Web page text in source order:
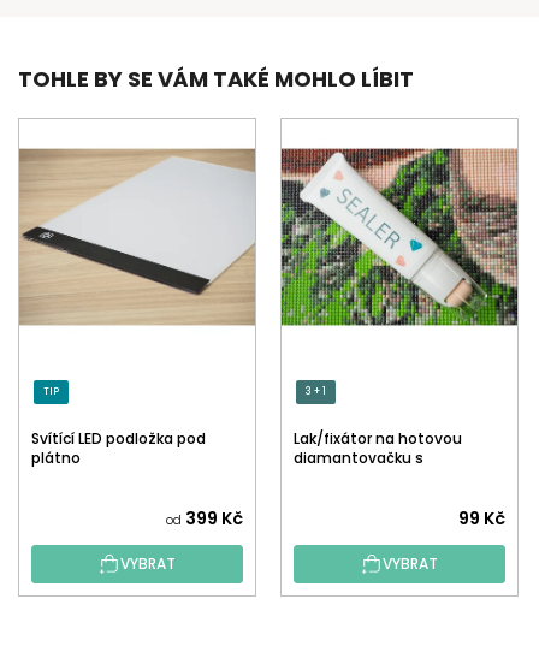
TOHLE BY SE VÁM TAKÉ MOHLO LÍBIT
TIP
Svítící LED podložka pod
plátno
od 399 Kč
VYBRAT
3 + 1
Lak/fixátor na hotovou
diamantovačku s
hodnocení
produktu
je
99 Kč
VYBRAT